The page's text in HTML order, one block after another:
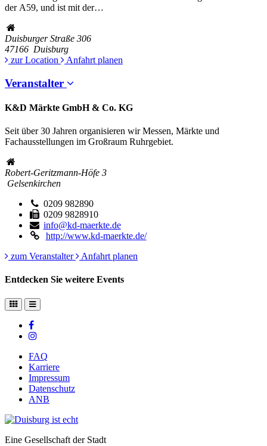
der A59, und ist mit der…
Duisburger Straße 306
47166 Duisburg
zur Location
Anfahrt planen
Veranstalter
K&D Märkte GmbH & Co. KG
Seit über 30 Jahren organisieren wir Messen, Märkte und
Fachausstellungen im Großraum Ruhrgebiet.
Robert-Geritzmann-Höfe 3
Gelsenkirchen
0209 982890
0209 9828910
info@kd-maerkte.de
http://www.kd-maerkte.de/
zum Veranstalter
Anfahrt planen
Entdecken Sie weitere Events
FAQ
Karriere
Impressum
Datenschutz
ANB
Eine Gesellschaft der Stadt